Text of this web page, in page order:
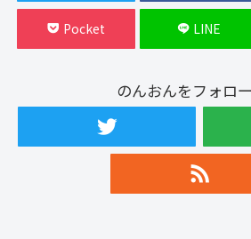
Pocket LINE
のんおんをフォロ